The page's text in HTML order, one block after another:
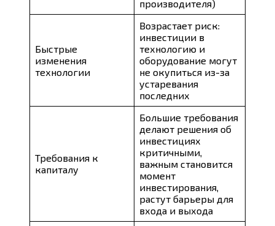
производителя)
Быстрые
изменения
технологии
Возрастает риск:
инвестиции в
технологию и
оборудование могут
не окупиться из-за
устаревания
последних
Требования к
капиталу
Большие требования
делают решения об
инвестициях
критичными,
важным становится
момент
инвестирования,
растут барьеры для
входа и выхода